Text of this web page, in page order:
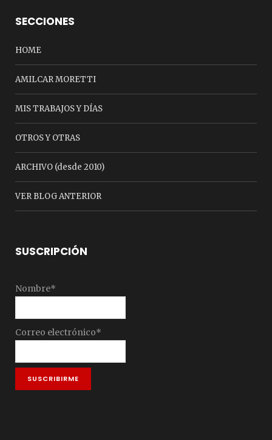
SECCIONES
HOME
AMILCAR MORETTI
MIS TRABAJOS Y DÍAS
OTROS Y OTRAS
ARCHIVO (desde 2010)
VER BLOG ANTERIOR
SUSCRIPCIÓN
Nombre*
Correo electrónico*